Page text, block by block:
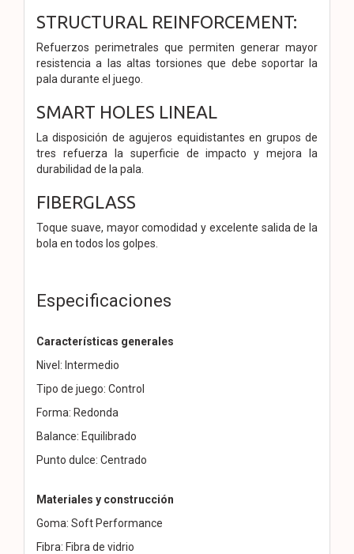
STRUCTURAL REINFORCEMENT:
Refuerzos perimetrales que permiten generar mayor
resistencia a las altas torsiones que debe soportar la
pala durante el juego.
SMART HOLES LINEAL
La disposición de agujeros equidistantes en grupos de
tres refuerza la superficie de impacto y mejora la
durabilidad de la pala.
FIBERGLASS
Toque suave, mayor comodidad y excelente salida de la
bola en todos los golpes.
Especificaciones
Características generales
Nivel: Intermedio
Tipo de juego: Control
Forma: Redonda
Balance: Equilibrado
Punto dulce: Centrado
Materiales y construcción
Goma: Soft Performance
Fibra: Fibra de vidrio